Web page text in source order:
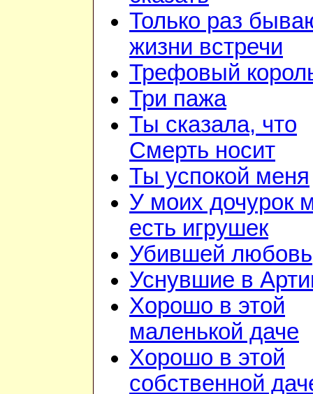
Только раз
жизни встречи
Трефовый
Три пажа
Ты сказала, что
Смерть носит
Ты успокой меня
У моих дочурок
есть игрушек
Убившей любовь
Уснувшие в
Хорошо в этой
маленькой даче
Хорошо в этой
собственной